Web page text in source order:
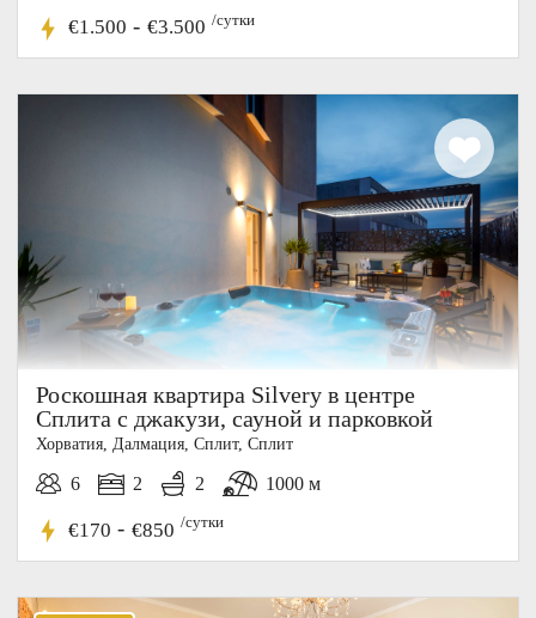
€1.500 - €3.500 /сутки
Роскошная квартира Silvery в центре
Сплита с джакузи, сауной и парковкой
Хорватия, Далмация, Cплит, Сплит
6 2 2 1000 м
€170 - €850 /сутки